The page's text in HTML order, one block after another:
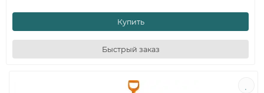
Купить
Быстрый заказ